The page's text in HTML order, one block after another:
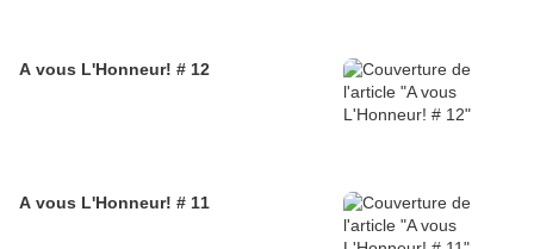
A vous L'Honneur! # 12
A vous L'Honneur! # 11